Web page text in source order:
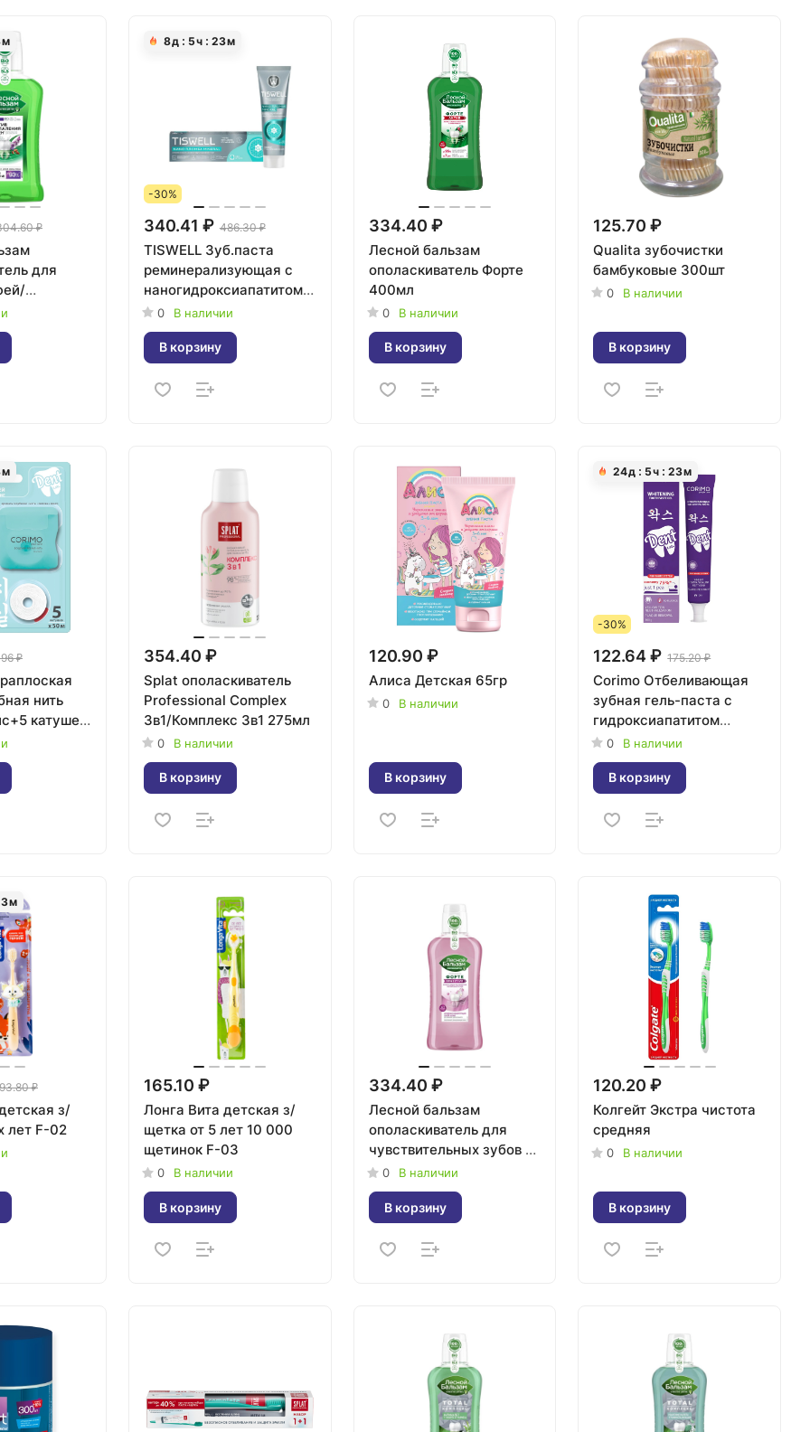
м
₽
для
250мл
8д 5ч 23м
-30%
340.41 ₽ 486.30 ₽
TISWELL Зуб.паста
реминерализующая с
наногидроксиапатитом
без фтора 110г
0 В наличии
В корзину
334.40 ₽
Лесной бальзам
ополаскиватель Форте
400мл
0 В наличии
В корзину
125.70 ₽
Qualita зубочистки
бамбуковые 300шт
0 В наличии
В корзину
м
₽
нить
катушек
354.40 ₽
Splat ополаскиватель
Professional Complex
3в1/Комплекс 3в1 275мл
0 В наличии
В корзину
120.90 ₽
Алиса Детская 65гр
0 В наличии
В корзину
24д 5ч 23м
-30%
122.64 ₽ 175.20 ₽
Corimo Отбеливающая
зубная гель-паста с
гидроксиапатитом
"Эффект нейтрализации
желтизны" 100 г
0 В наличии
В корзину
м
₽
з/
лет F-02
165.10 ₽
Лонга Вита детская з/
щетка от 5 лет 10 000
щетинок F-03
0 В наличии
В корзину
334.40 ₽
Лесной бальзам
ополаскиватель для
чувствительных зубов и
десен 400мл
0 В наличии
В корзину
120.20 ₽
Колгейт Экстра чистота
средняя
0 В наличии
В корзину